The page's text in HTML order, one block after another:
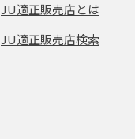
JU適正販売店とは
JU適正販売店検索